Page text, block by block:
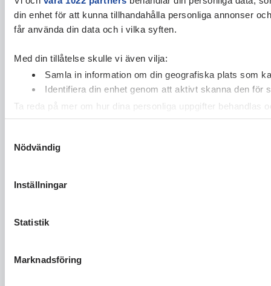
din enhet för att kunna tillhandahålla personliga annonser
får använda din data och i vilka syften.
Med din tillåtelse skulle vi även vilja:
Samla in information om din geografiska plats som
Identifiera din enhet genom att aktivt skanna den för
Ta reda på mer om hur dina personliga uppgifter behandlas
cookie-förklaringen.
Vi använder enhetsidentifierare för att anpassa innehållet
Nödvändig
Inställningar
Statistik
Marknadsföring